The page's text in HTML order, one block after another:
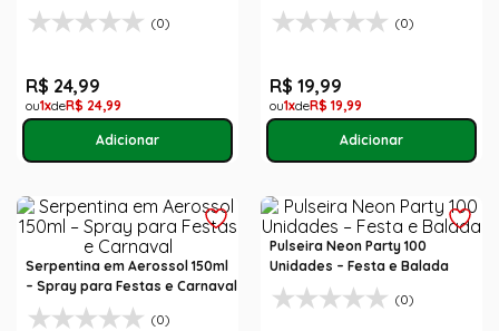
30cm
(0)
R$ 24,99
1 R$ 24,99
Floquinho
(0)
R$ 19,99
1 R$ 19,99
Serpentina em Aerossol 150ml
– Spray para Festas e Carnaval
(0)
Pulseira Neon Party 100
Unidades – Festa e Balada
(0)